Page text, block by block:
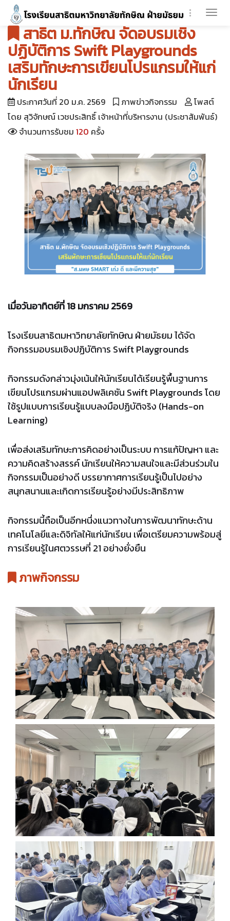
สาธิต ม.ทักษิณ จัดอบรมเชิง
ปฏิบัติการ Swift Playgrounds
เสริมทักษะการเขียนโปรแกรมให้แก่
นักเรียน
ประกาศวันที่ 20 ม.ค. 2569 ภาพข่าวกิจกรรม
โพสต์
โดย สุวิจักษณ์ เวชประสิทธิ์ เจ้าหน้าที่บริหารงาน (ประชาสัมพันธ์)
จำนวนการรับชม 120 ครั้ง
เมื่อวันอาทิตย์ที่ 18 มกราคม 2569
โรงเรียนสาธิตมหาวิทยาลัยทักษิณ ฝ่ายมัธยม ได้จัด
กิจกรรมอบรมเชิงปฏิบัติการ Swift Playgrounds
กิจกรรมดังกล่าวมุ่งเน้นให้นักเรียนได้เรียนรู้พื้นฐานการ
เขียนโปรแกรมผ่านแอปพลิเคชัน Swift Playgrounds โดย
ใช้รูปแบบการเรียนรู้แบบลงมือปฏิบัติจริง (Hands-on
Learning)
เพื่อส่งเสริมทักษะการคิดอย่างเป็นระบบ การแก้ปัญหา และ
ความคิดสร้างสรรค์ นักเรียนให้ความสนใจและมีส่วนร่วมใน
กิจกรรมเป็นอย่างดี บรรยากาศการเรียนรู้เป็นไปอย่าง
สนุกสนานและเกิดการเรียนรู้อย่างมีประสิทธิภาพ
กิจกรรมนี้ถือเป็นอีกหนึ่งแนวทางในการพัฒนาทักษะด้าน
เทคโนโลยีและดิจิทัลให้แก่นักเรียน เพื่อเตรียมความพร้อมสู่
การเรียนรู้ในศตวรรษที่ 21 อย่างยั่งยืน
ภาพกิจกรรม